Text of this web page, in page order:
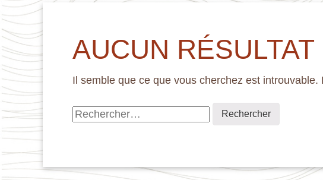
AUCUN RÉSULTAT
Il semble que ce que vous cherchez est
Rechercher :